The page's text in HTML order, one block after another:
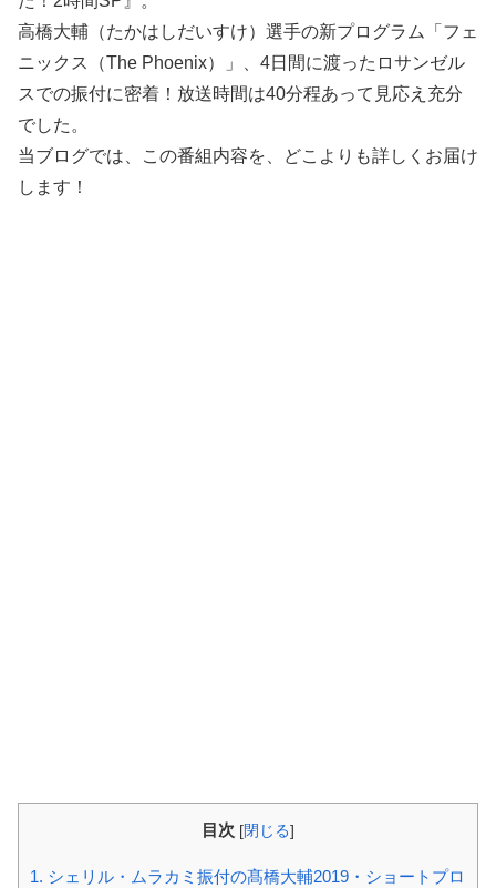
高橋大輔（たかはしだいすけ）選手の新プログラム「フェ
ニックス（The Phoenix）」、4日間に渡ったロサンゼル
スでの振付に密着！放送時間は40分程あって見応え充分
でした。
当ブログでは、この番組内容を、どこよりも詳しくお届け
します！
目次 [閉じる]
1. シェリル・ムラカミ振付の髙橋大輔2019・ショートプロ